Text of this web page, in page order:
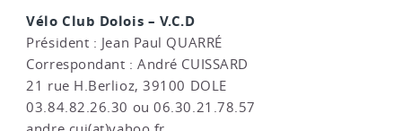
Vélo Club Dolois – V.C.D
Président : Jean Paul QUARRÉ
Correspondant : André CUISSARD
21 rue H.Berlioz, 39100 DOLE
03.84.82.26.30 ou 06.30.21.78.57